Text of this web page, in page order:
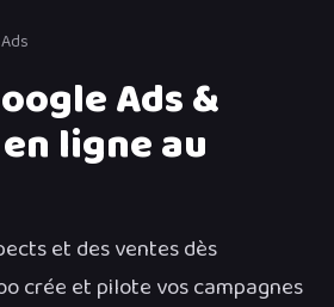
Ads &
ligne au
et des ventes dès
crée et pilote vos campagnes